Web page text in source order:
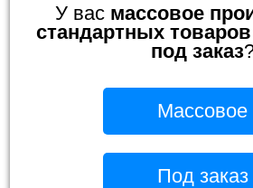
У вас массовое
стандартных товаров
под заказ
Массовое
Под заказ